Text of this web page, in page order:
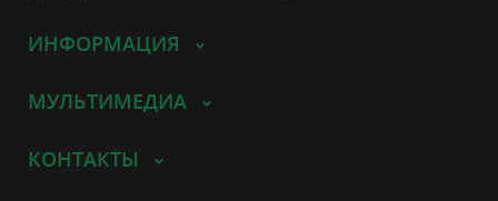
ИНФОРМАЦИЯ
МУЛЬТИМЕДИА
КОНТАКТЫ